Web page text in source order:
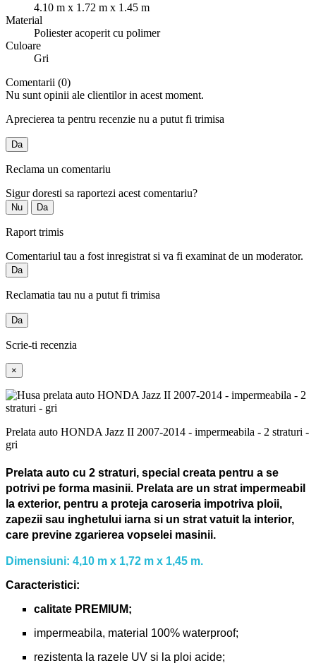
4.10 m x 1.72 m x 1.45 m
Material
Poliester acoperit cu polimer
Culoare
Gri
Comentarii (0)
Nu sunt opinii ale clientilor in acest moment.
Aprecierea ta pentru recenzie nu a putut fi trimisa
Da
Reclama un comentariu
Sigur doresti sa raportezi acest comentariu?
Nu Da
Raport trimis
Comentariul tau a fost inregistrat si va fi examinat de un moderator.
Da
Reclamatia tau nu a putut fi trimisa
Da
Scrie-ti recenzia
×
Prelata auto HONDA Jazz II 2007-2014 - impermeabila - 2 straturi -
gri
Prelata auto cu 2 straturi, special creata pentru a se
potrivi pe forma masinii. Prelata are un strat impermeabil
la exterior, pentru a proteja caroseria impotriva ploii,
zapezii sau inghetului iarna si un strat vatuit la interior,
care previne zgarierea vopselei masinii.
Dimensiuni: 4,10 m x 1,72 m x 1,45 m.
Caracteristici:
calitate PREMIUM;
impermeabila, material 100% waterproof;
rezistenta la razele UV si la ploi acide;